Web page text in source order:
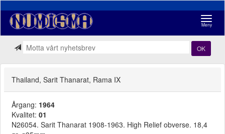
Meny
OK
Thailand, Sarit Thanarat, Rama IX
Årgang: 1964
Kvalitet: 01
N26054. Sarit Thanarat 1908-1963. High Relief obverse. 18,4